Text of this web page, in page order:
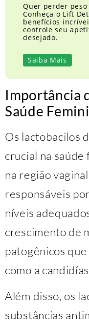
Quer perder
Conheça o Lift
benefícios
controle seu
desejado.
Saiba Mais
Importância
Saúde
Os lactobacilos
crucial na
na região
responsáveis
níveis
crescimento de
patogênicos
como a
Além disso, os
substâncias